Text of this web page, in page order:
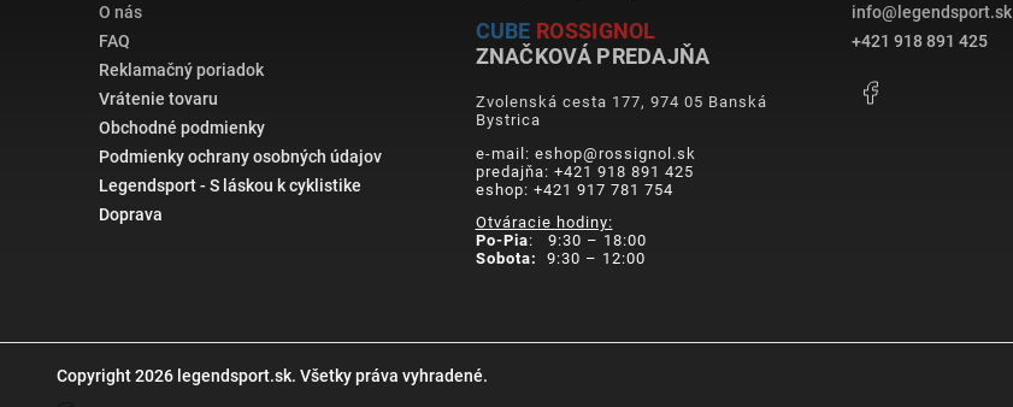
O nás
FAQ
Reklamačný poriadok
Vrátenie tovaru
Obchodné podmienky
Podmienky ochrany osobných údajov
Legendsport - S láskou k cyklistike
Doprava
CUBE ROSSIGNOL
ZNAČKOVÁ PREDAJŇA
Zvolenská cesta 177, 974 05 Banská
Bystrica
e-mail: eshop@rossignol.sk
predajňa: +421 918 891 425
eshop: +421 917 781 754
Otváracie hodiny:
Po-Pia: 9:30 – 18:00
Sobota: 9:30 – 12:00
info@ legendsport.sk
+421 918 891 425
Copyright 2026 legendsport.sk. Všetky práva vyhradené.